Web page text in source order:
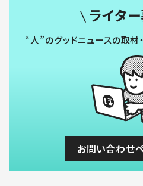
ライター
“人”のグッドニュースの取材
お問い合わせ